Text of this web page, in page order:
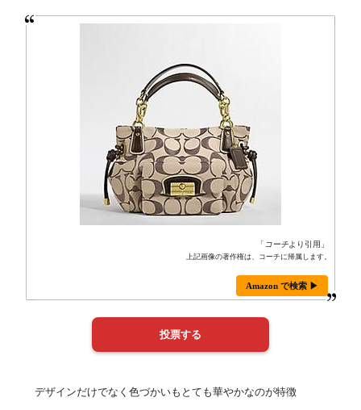
「 コーチより引用」
上記画像の著作権は、コーチに帰属します。
Amazon で検索 ▶
デザインだけでなく色づかいもとても華やかなのが特徴